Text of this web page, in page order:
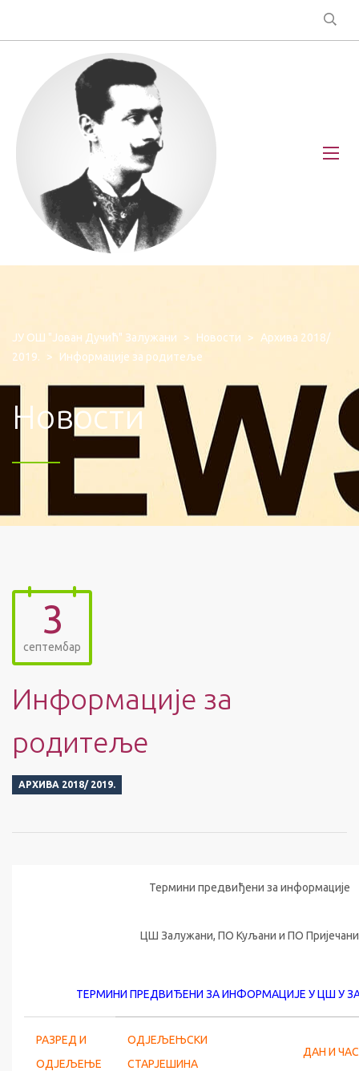
ЈУ ОШ "Јован Дучић" Залужани > Новости >
Архива 2018/
2019.
> Информације за родитеље
Новости
3
септембар
Информације за
родитеље
АРХИВА 2018/ 2019.
Термини предвиђени за информације
ЦШ Залужани, ПО Куљани и ПО Пријечани
ТЕРМИНИ ПРЕДВИЂЕНИ ЗА ИНФОРМАЦИЈЕ У ЦШ У
РАЗРЕД И
ОДЈЕЉЕЊЕ
ОДЈЕЉЕЊСКИ
СТАРЈЕШИНА
ДАН И ЧАС